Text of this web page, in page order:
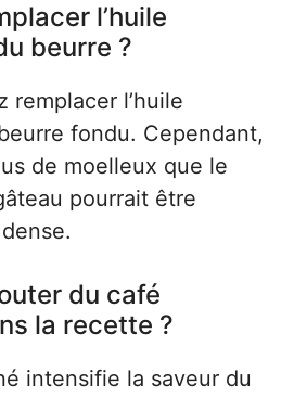
l’huile
beurre ?
remplacer l’huile
fondu. Cependant,
de moelleux que le
pourrait être
du café
la recette ?
intensifie la saveur du